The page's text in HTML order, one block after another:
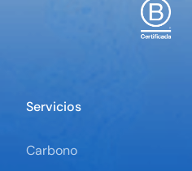
Servicios
Carbono